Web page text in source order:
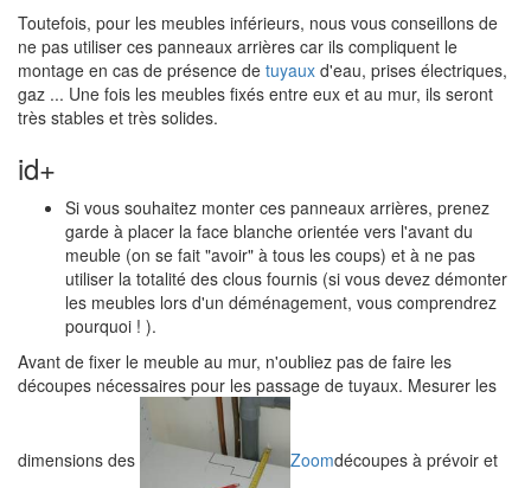
Toutefois, pour les meubles inférieurs, nous vous conseillons de
ne pas utiliser ces panneaux arrières car ils compliquent le
montage en cas de présence de tuyaux d'eau, prises électriques,
gaz ... Une fois les meubles fixés entre eux et au mur, ils seront
très stables et très solides.
id+
Si vous souhaitez monter ces panneaux arrières, prenez
garde à placer la face blanche orientée vers l'avant du
meuble (on se fait "avoir" à tous les coups) et à ne pas
utiliser la totalité des clous fournis (si vous devez démonter
les meubles lors d'un déménagement, vous comprendrez
pourquoi ! ).
Avant de fixer le meuble au mur, n'oubliez pas de faire les
découpes nécessaires pour les passage de tuyaux. Mesurer les
dimensions des Zoomdécoupes à prévoir et